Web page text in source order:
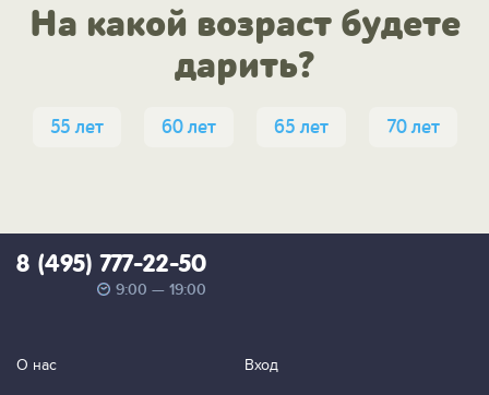
На какой возраст будете
дарить?
55 лет 60 лет 65 лет 70 лет
8 (495) 777-22-50
9:00 — 19:00
О нас Вход